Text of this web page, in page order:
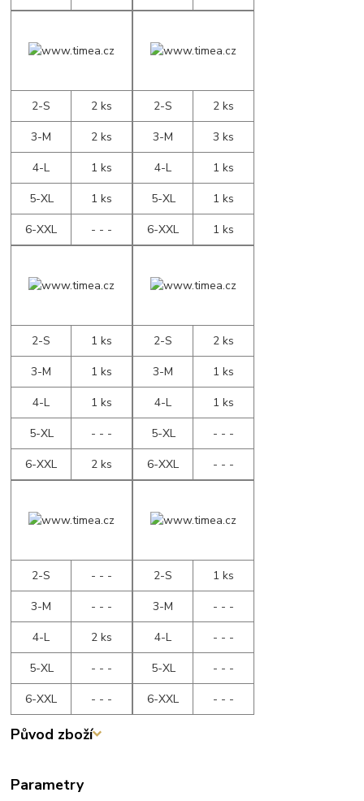
2-S
2 ks
3-M
2 ks
4-L
1 ks
5-XL
1 ks
6-XXL
- - -
2-S
2 ks
3-M
3 ks
4-L
1 ks
5-XL
1 ks
6-XXL
1 ks
2-S
1 ks
3-M
1 ks
4-L
1 ks
5-XL
- - -
6-XXL
2 ks
2-S
2 ks
3-M
1 ks
4-L
1 ks
5-XL
- - -
6-XXL
- - -
2-S
- - -
3-M
- - -
4-L
2 ks
5-XL
- - -
6-XXL
- - -
2-S
1 ks
3-M
- - -
4-L
- - -
5-XL
- - -
6-XXL
- - -
Původ zboží
Parametry